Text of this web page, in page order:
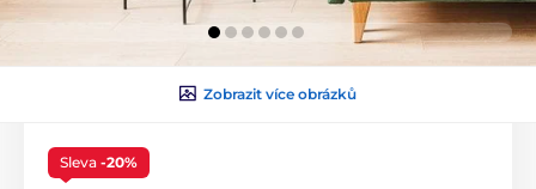
Zobrazit více obrázků
Sleva -20%